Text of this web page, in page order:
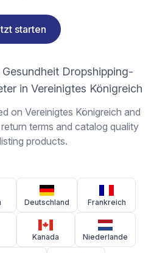
starten
Dropshipping-
in Vereinigtes Königreich
on Vereinigtes Königreich and
terms and catalog quality
products.
Deutschland Frankreich
Kanada Niederlande